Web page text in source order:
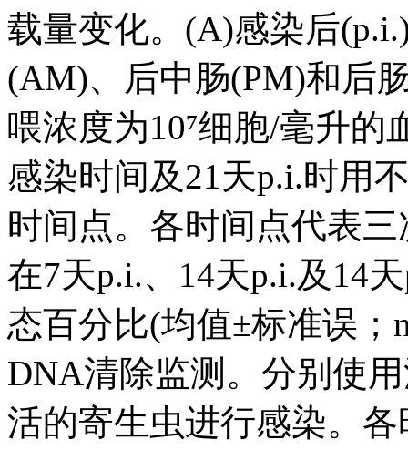
载量变化。(A)感染后
(AM)、后中肠(PM)和后
喂浓度为10⁷细胞/毫升
感染时间及21天p.i.时用
时间点。各时间点代表
在7天p.i.、14天p.i.及14
态百分比(均值±标准误
DNA清除监测。分别使
活的寄生虫进行感染。